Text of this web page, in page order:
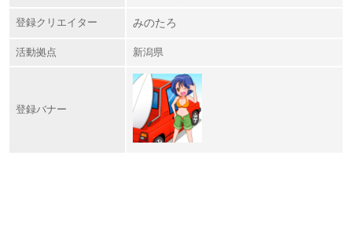
登録クリエイター みのたろ
活動拠点 新潟県
登録バナー